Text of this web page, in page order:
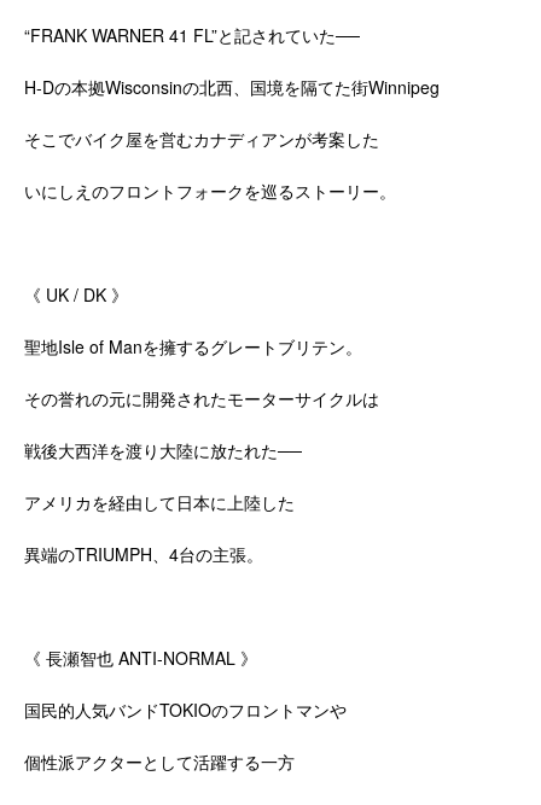
“FRANK WARNER 41 FL”と記されていた──
H-Dの本拠Wisconsinの北西、国境を隔てた街Winnipeg
そこでバイク屋を営むカナディアンが考案した
いにしえのフロントフォークを巡るストーリー。
《 UK / DK 》
聖地Isle of Manを擁するグレートブリテン。
その誉れの元に開発されたモーターサイクルは
戦後大西洋を渡り大陸に放たれた──
アメリカを経由して日本に上陸した
異端のTRIUMPH、4台の主張。
《 長瀬智也 ANTI-NORMAL 》
国民的人気バンドTOKIOのフロントマンや
個性派アクターとして活躍する一方